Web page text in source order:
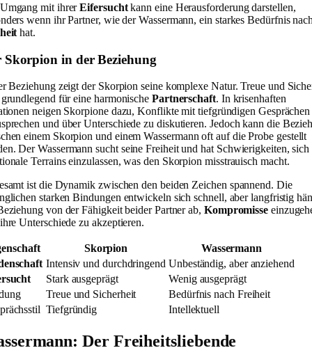
mit ihrerEifersuchtkann eine Herausforderung darstellen,
wenn ihr Partner, wie der Wassermann, ein starkes Bedürfnis
hat.
Skorpion in der Beziehung
Beziehung zeigt der Skorpion seine komplexe Natur. Treue und
für eine harmonische Partnerschaft. In krisenhaften
neigen Skorpione dazu, Konflikte mit tiefgründigen Gesprächen
und über Unterschiede zu diskutieren. Jedoch kann die
einem Skorpion und einem Wassermann oft auf die Probe gestellt
Der Wassermann sucht seine Freiheit und hat Schwierigkeiten, sich
Terrains einzulassen, was den Skorpion misstrauisch macht.
ist die Dynamik zwischen den beiden Zeichen spannend. Die
starken Bindungen entwickeln sich schnell, aber langfristig
von der Fähigkeit beider Partner ab, Kompromisse
Unterschiede zu akzeptieren.
Skorpion
Wassermann
Intensiv und durchdringend Unbeständig, aber anziehend
Stark ausgeprägt
Wenig ausgeprägt
Treue und Sicherheit
Bedürfnis nach Freiheit
Tiefgründig Intellektuell
Der Freiheitsliebende